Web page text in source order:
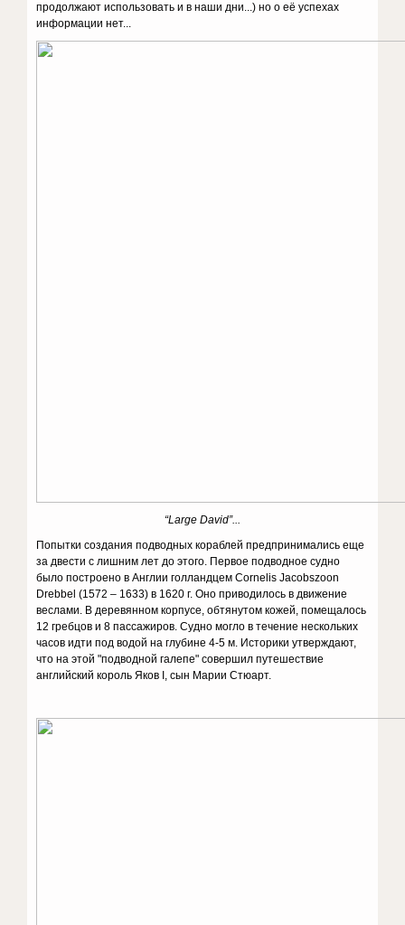
продолжают использовать и в наши дни...) но о её успехах
информации нет...
“Large David”...
Попытки создания подводных кораблей предпринимались еще
за двести с лишним лет до этого. Первое подводное судно
было построено в Англии голландцем Cornelis Jacobszoon
Drebbel (1572 – 1633) в 1620 г. Оно приводилось в движение
веслами. В деревянном корпусе, обтянутом кожей, помещалось
12 гребцов и 8 пассажиров. Судно могло в течение нескольких
часов идти под водой на глубине 4-5 м. Историки утверждают,
что на этой "подводной галепе" совершил путешествие
английский король Яков I, сын Марии Стюарт.